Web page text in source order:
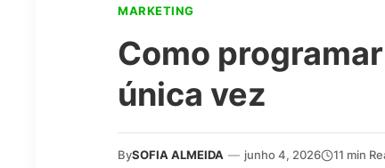
MARKETING
Como
única vez
BySOFIA ALMEIDA — junho 4, 2026 11 min